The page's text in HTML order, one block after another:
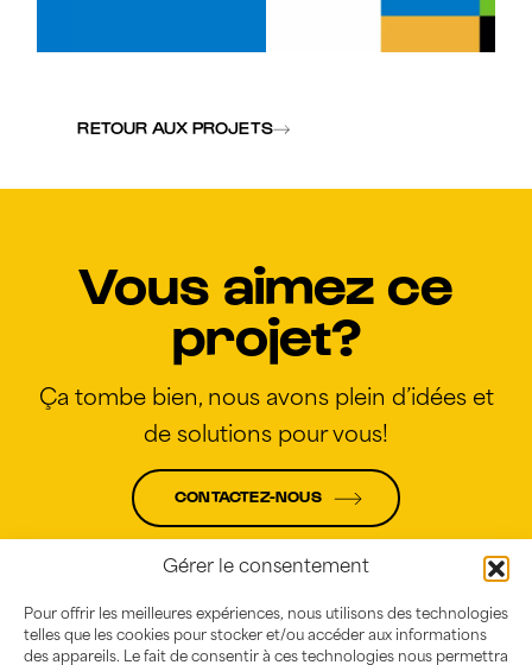
Gérer le consentement
Pour offrir les meilleures expériences, nous utilisons des technologies
telles que les cookies pour stocker et/ou accéder aux informations
des appareils. Le fait de consentir à ces technologies nous permettra
RETOUR AUX PROJETS
Vous aimez ce
projet?
Ça tombe bien, nous avons plein d’idées et
de solutions pour vous!
CONTACTEZ-NOUS